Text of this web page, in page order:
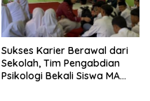
Sukses Karier Berawal dari
Sekolah, Tim Pengabdian
Psikologi Bekali Siswa MA